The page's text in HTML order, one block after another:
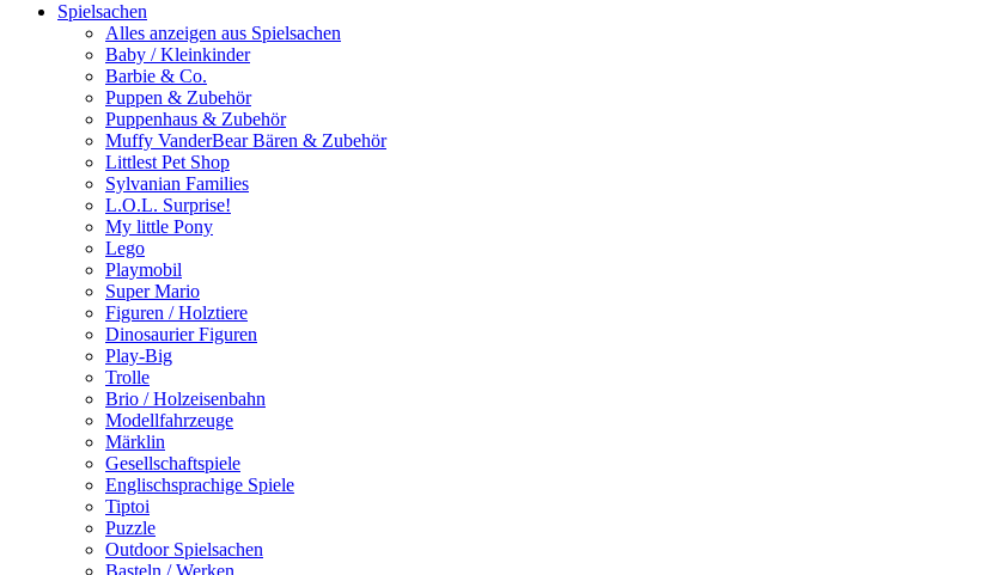
Spielsachen
Alles anzeigen aus Spielsachen
Baby / Kleinkinder
Barbie & Co.
Puppen & Zubehör
Puppenhaus & Zubehör
Muffy VanderBear Bären & Zubehör
Littlest Pet Shop
Sylvanian Families
L.O.L. Surprise!
My little Pony
Lego
Playmobil
Super Mario
Figuren / Holztiere
Dinosaurier Figuren
Play-Big
Trolle
Brio / Holzeisenbahn
Modellfahrzeuge
Märklin
Gesellschaftspiele
Englischsprachige Spiele
Tiptoi
Puzzle
Outdoor Spielsachen
Basteln / Werken